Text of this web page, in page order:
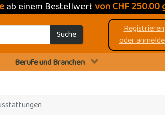
ab einem Bestellwertvon CHF 250.00
Suche
Registrieren
oder
Berufe und Branchen